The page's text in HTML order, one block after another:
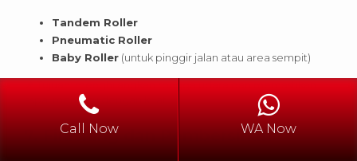
Tandem Roller
Pneumatic Roller
Baby Roller (untuk pinggir jalan atau area sempit)
aspal menyatu dengan kuat.
7.Finishing dan Pembersihan
Call Now WA Now